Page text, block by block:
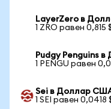
LayerZero в
1 ZRO равен 0,815
Pudgy Penguins
1 PENGU равен
Sei в Доллар
1 SEI равен 0,0418